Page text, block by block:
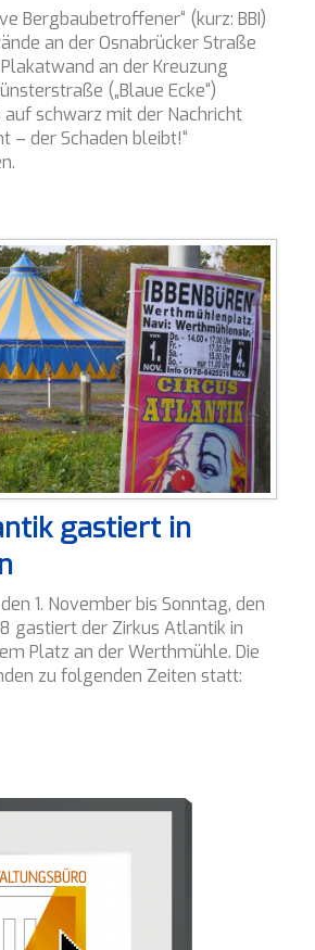
Bergbaubetroffener“ (kurz: BBI)
an der Osnabrücker Straße
an der Kreuzung
(„Blaue Ecke“)
schwarz mit der Nachricht
– der Schaden bleibt!“
gastiert in
1. November bis Sonntag, den
gastiert der Zirkus Atlantik in
Platz an der Werthmühle. Die
zu folgenden Zeiten statt: